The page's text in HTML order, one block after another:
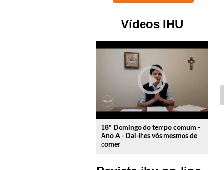
Vídeos IHU
play_circle_outline
18º Domingo do tempo comum -
Ano A - Dai-lhes vós mesmos de
comer